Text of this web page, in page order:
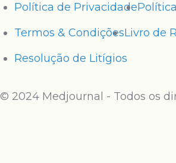
Política de Privacidade
Termos & CondiçõesLivro de
Resolução de Litígios
© 2024 Medjournal - Todos os